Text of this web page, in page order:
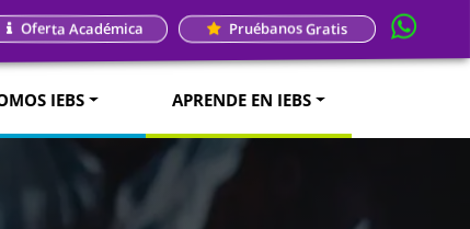
Oferta Académica Pruébanos Gratis
IEBS APRENDE EN IEBS